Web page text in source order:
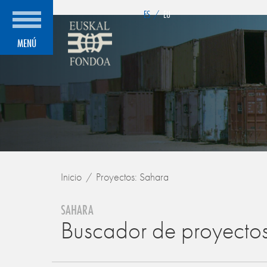
MENÚ
ES / EU
Inicio Proyectos: Sahara
SAHARA
Buscador de